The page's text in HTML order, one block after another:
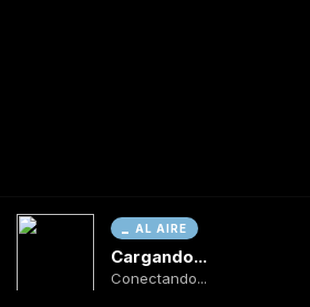
AL AIRE
Cargando...
Conectando...